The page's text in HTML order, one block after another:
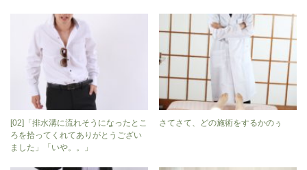
[02]「排水溝に流れそうになったとこ
ろを拾ってくれてありがとうござい
ました」「いや。。」
さてさて、どの施術をするかのぅ